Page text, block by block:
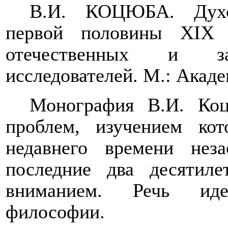
В.И. КОЦЮБА.
первой половины XIX
отечественных и
исследователей. М.:
Монография В.И.
проблем, изучением
недавнего времени
последние два
вниманием. Речь
философии.